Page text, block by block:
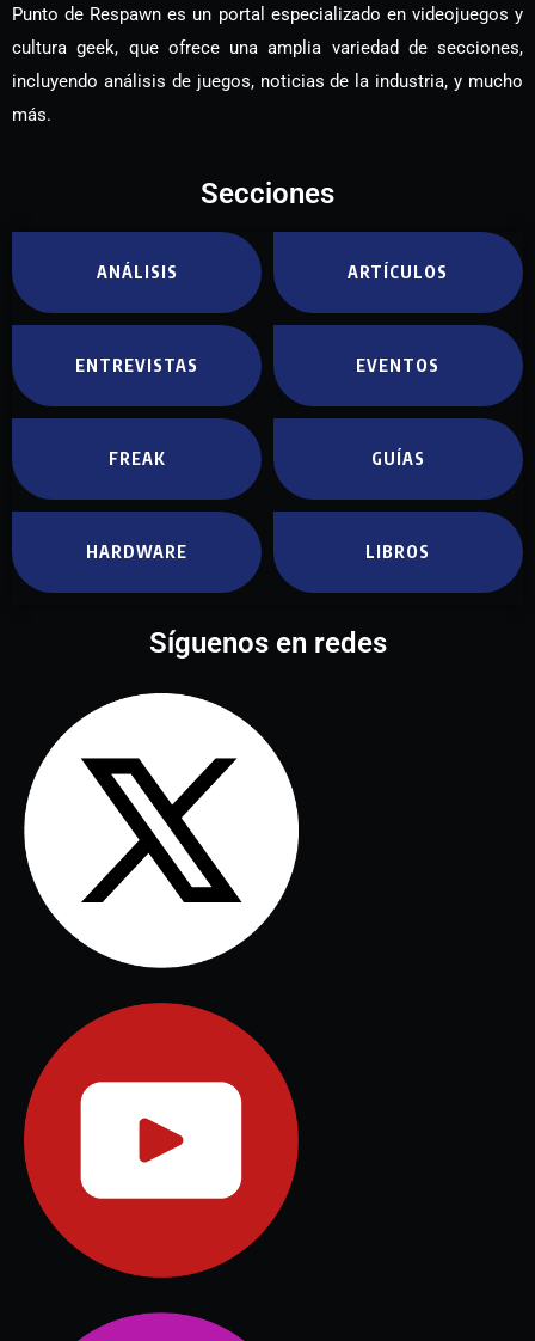
Punto de Respawn es un portal especializado en videojuegos y
cultura geek, que ofrece una amplia variedad de secciones,
incluyendo análisis de juegos, noticias de la industria, y mucho
más.
Secciones
ANÁLISIS ARTÍCULOS
ENTREVISTAS EVENTOS
FREAK GUÍAS
HARDWARE LIBROS
Síguenos en redes